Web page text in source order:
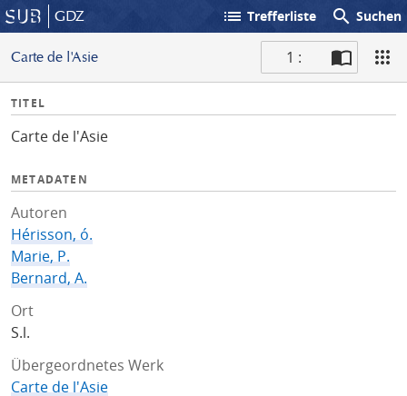
GDZ list Trefferliste search Suchen
Carte de l'Asie 1 :
I
f
TITEL
Carte de l'Asie
METADATEN
Autoren
Hérisson, ó.
Marie, P.
Bernard, A.
Ort
S.l.
Übergeordnetes Werk
Carte de l'Asie